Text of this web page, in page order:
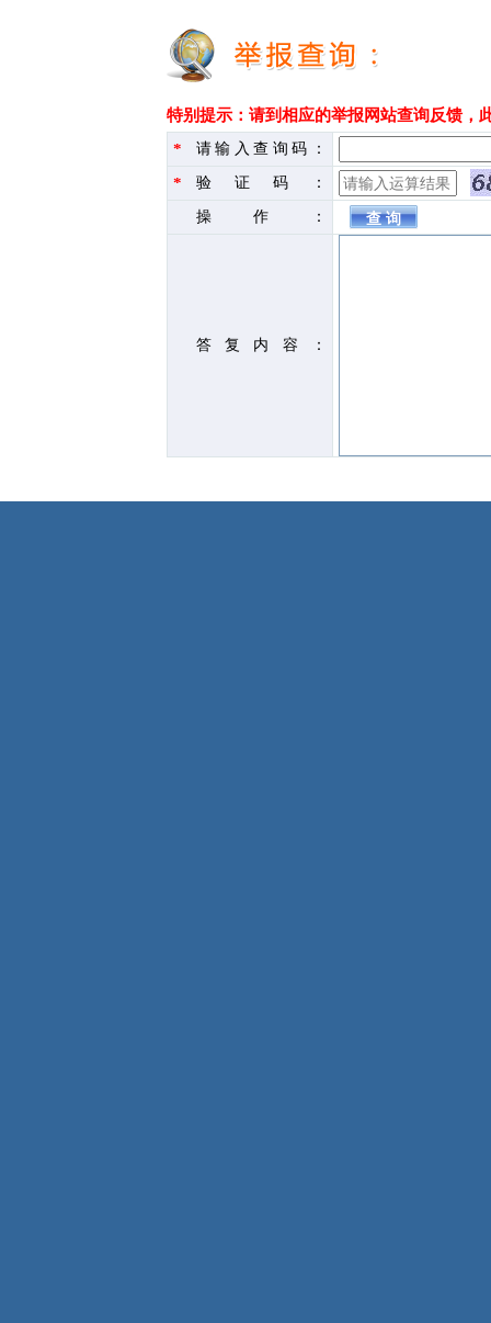
特别提示：请到相应的举报网站查询反馈，
*
请输入查询码：
* 验证码：
操作：
答复内容：